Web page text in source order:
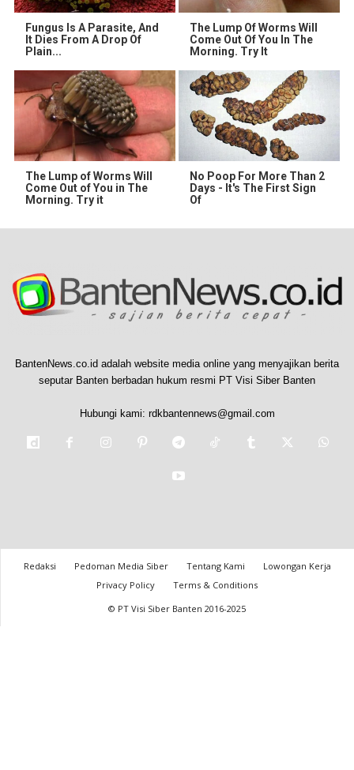
Fungus Is A Parasite, And
It Dies From A Drop Of
Plain...
The Lump Of Worms Will
Come Out Of You In The
Morning. Try It
The Lump of Worms Will
Come Out of You in The
Morning. Try it
No Poop For More Than 2
Days - It's The First Sign
Of
BantenNews.co.id adalah website media online yang menyajikan berita
seputar Banten berbadan hukum resmi PT Visi Siber Banten
Hubungi kami: rdkbantennews@gmail.com
Redaksi Pedoman Media Siber Tentang Kami
Lowongan Kerja
Privacy Policy
Terms & Conditions
© PT Visi Siber Banten 2016-2025